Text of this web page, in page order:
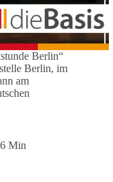
Berlin“
Berlin, im
am
6 Min